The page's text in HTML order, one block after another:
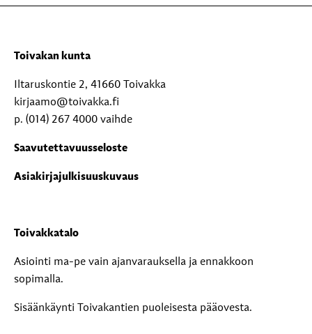
Toivakan kunta
Iltaruskontie 2, 41660 Toivakka
kirjaamo@toivakka.fi
p. (014) 267 4000 vaihde
Saavutettavuusseloste
Asiakirjajulkisuuskuvaus
Toivakkatalo
Asiointi ma-pe vain ajanvarauksella ja ennakkoon
sopimalla.
Sisäänkäynti Toivakantien puoleisesta pääovesta.